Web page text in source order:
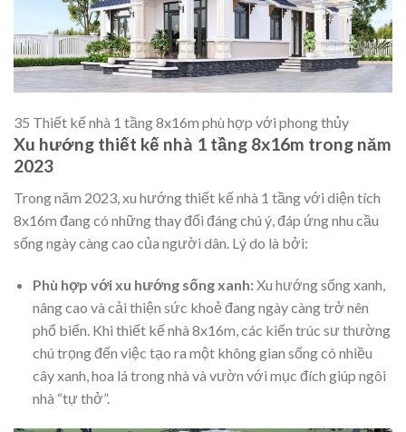
35 Thiết kế nhà 1 tầng 8x16m phù hợp với phong thủy
Xu hướng thiết kế nhà 1 tầng 8x16m trong năm
2023
Trong năm 2023, xu hướng thiết kế nhà 1 tầng với diện tích
8x16m đang có những thay đổi đáng chú ý, đáp ứng nhu cầu
sống ngày càng cao của người dân. Lý do là bởi:
Phù hợp với xu hướng sống xanh:Xu hướng sống xanh,
nâng cao và cải thiện sức khoẻ đang ngày càng trở nên
phổ biến. Khi thiết kế nhà 8x16m, các kiến trúc sư thường
chú trọng đến việc tạo ra một không gian sống có nhiều
cây xanh, hoa lá trong nhà và vườn với mục đích giúp ngôi
nhà “tự thở”.